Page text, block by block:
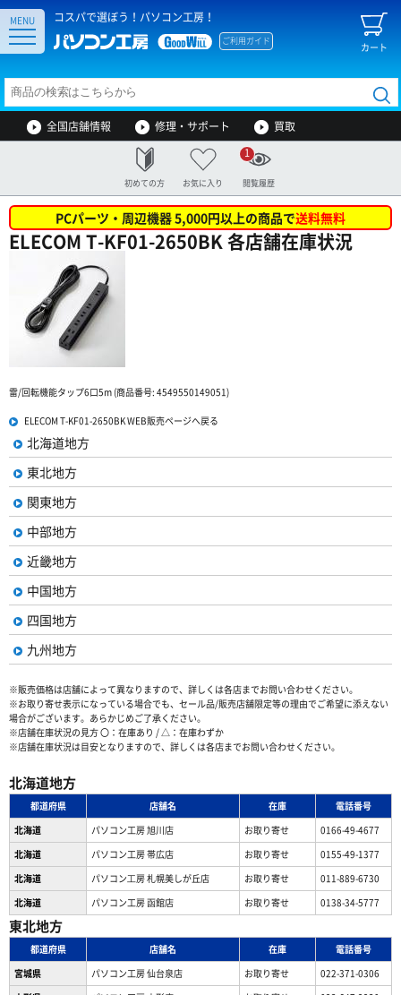
コスパで選ぼう！パソコン工房！
カート
ご利用ガイド
MENU
全国店舗情報 修理・サポート 買取
初めての方 お気に入り 閲覧履歴
1
PCパーツ・周辺機器 5,000円以上の商品で送料無料
ELECOM T-KF01-2650BK 各店舗在庫状況
雷/回転機能タップ6口5m (商品番号: 4549550149051)
ELECOM T-KF01-2650BK WEB販売ページへ戻る
北海道地方
東北地方
関東地方
中部地方
近畿地方
中国地方
四国地方
九州地方
※販売価格は店舗によって異なりますので、詳しくは各店までお問い合わせください。
※お取り寄せ表示になっている場合でも、セール品/販売店舗限定等の理由でご希望に添えない
場合がございます。あらかじめご了承ください。
※店舗在庫状況の見方 〇：在庫あり / △：在庫わずか
※店舗在庫状況は目安となりますので、詳しくは各店までお問い合わせください。
北海道地方
都道府県 店舗名 在庫
電話番号
北海道
パソコン工房 旭川店 お取り寄せ
0166-49-4677
北海道
パソコン工房 帯広店 お取り寄せ
0155-49-1377
北海道
パソコン⼯房 札幌美しが丘店 お取り寄せ
011-889-6730
北海道
パソコン工房 函館店 お取り寄せ 0138-34-5777
東北地方
都道府県 店舗名 在庫
電話番号
宮城県
パソコン工房 仙台泉店 お取り寄せ
022-371-0306